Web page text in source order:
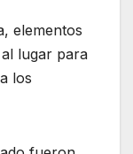
elementos
lugar para
los